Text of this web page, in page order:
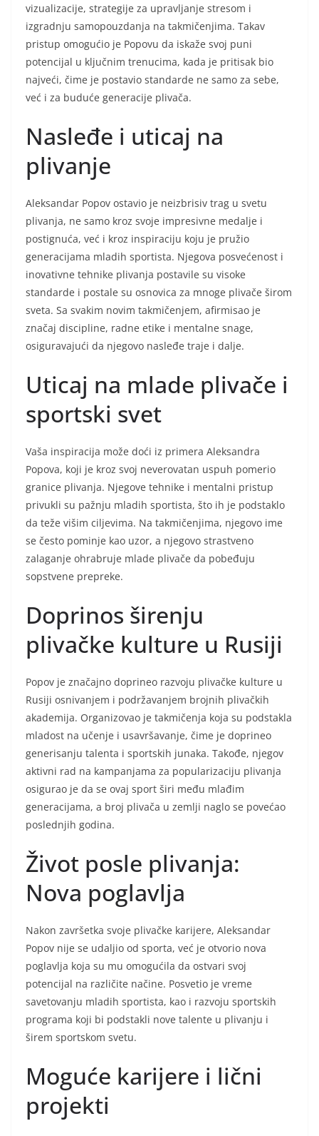
vizualizacije, strategije za upravljanje stresom i
izgradnju samopouzdanja na takmičenjima. Takav
pristup omogućio je Popovu da iskaže svoj puni
potencijal u ključnim trenucima, kada je pritisak bio
najveći, čime je postavio standarde ne samo za sebe,
već i za buduće generacije plivača.
Nasleđe i uticaj na
plivanje
Aleksandar Popov ostavio je neizbrisiv trag u svetu
plivanja, ne samo kroz svoje impresivne medalje i
postignuća, već i kroz inspiraciju koju je pružio
generacijama mladih sportista. Njegova posvećenost i
inovativne tehnike plivanja postavile su visoke
standarde i postale su osnovica za mnoge plivače širom
sveta. Sa svakim novim takmičenjem, afirmisao je
značaj discipline, radne etike i mentalne snage,
osiguravajući da njegovo nasleđe traje i dalje.
Uticaj na mlade plivače i
sportski svet
Vaša inspiracija može doći iz primera Aleksandra
Popova, koji je kroz svoj neverovatan uspuh pomerio
granice plivanja. Njegove tehnike i mentalni pristup
privukli su pažnju mladih sportista, što ih je podstaklo
da teže višim ciljevima. Na takmičenjima, njegovo ime
se često pominje kao uzor, a njegovo strastveno
zalaganje ohrabruje mlade plivače da pobeđuju
sopstvene prepreke.
Doprinos širenju
plivačke kulture u Rusiji
Popov je značajno doprineo razvoju plivačke kulture u
Rusiji osnivanjem i podržavanjem brojnih plivačkih
akademija. Organizovao je takmičenja koja su podstakla
mladost na učenje i usavršavanje, čime je doprineo
generisanju talenta i sportskih junaka. Takođe, njegov
aktivni rad na kampanjama za popularizaciju plivanja
osigurao je da se ovaj sport širi među mlađim
generacijama, a broj plivača u zemlji naglo se povećao
poslednjih godina.
Život posle plivanja:
Nova poglavlja
Nakon završetka svoje plivačke karijere, Aleksandar
Popov nije se udaljio od sporta, već je otvorio nova
poglavlja koja su mu omogućila da ostvari svoj
potencijal na različite načine. Posvetio je vreme
savetovanju mladih sportista, kao i razvoju sportskih
programa koji bi podstakli nove talente u plivanju i
širem sportskom svetu.
Moguće karijere i lični
projekti